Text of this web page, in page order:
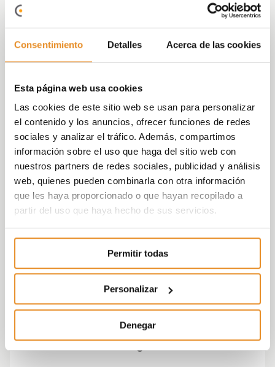
Consentimiento Detalles Acerca de las cookies
Esta página web usa cookies
Las cookies de este sitio web se usan para personalizar
el contenido y los anuncios, ofrecer funciones de redes
sociales y analizar el tráfico. Además, compartimos
información sobre el uso que haga del sitio web con
nuestros partners de redes sociales, publicidad y análisis
web, quienes pueden combinarla con otra información
que les haya proporcionado o que hayan recopilado a
partir del uso que haya hecho de sus servicios.
Permitir todas
Personalizar
Denegar
con dos plantas diferentes, ambas
mantienen un planteamiento común, con un
diseño uniforme e incluyendo salas de
reuniones y despachos. Todas las estancias
se han diseñado y construido internamente,
con los mismos estándaresde calidad, de
luminosidad y espacios abiertoscon el
que se diseñan nuestras promociones.
“Estamos muy ilusionados con este cambio
que nos permite, como compañía, unificar
los equipos en una única ubicación y
establecer mejores dinámicas
profesionales en un entorno único,
agradable, sostenible y con el propio estilo
de Vía Célere, algo necesario para adecuar
nuestra capacidad organizativa a la
realidad de nuestro negocio”añadeJosé
La sostenibilidad integrada en las oficinas